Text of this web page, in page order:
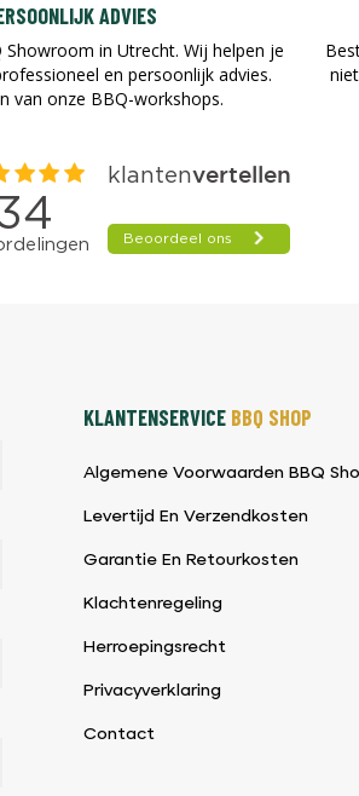
ADVIES
Showroom in Utrecht. Wij helpen je
en persoonlijk advies.
van onze BBQ-workshops.
KLANTENSERVICE BBQ SHOP
Algemene Voorwaarden BBQ
Levertijd En Verzendkosten
Garantie En Retourkosten
Klachtenregeling
Herroepingsrecht
Privacyverklaring
Contact